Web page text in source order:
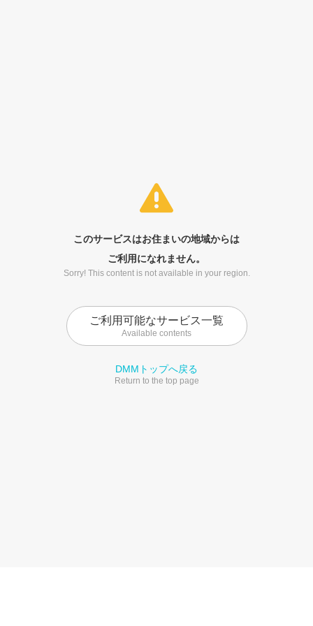
このサービスはお住まいの地域からは
ご利用になれません。
Sorry! This content is not available in your region.
ご利用可能なサービス一覧
Available contents
DMMトップへ戻る
Return to the top page